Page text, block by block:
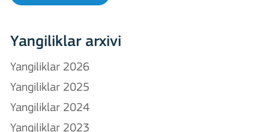
Yangiliklar arxivi
Yangiliklar 2026
Yangiliklar 2025
Yangiliklar 2024
Yangiliklar 2023